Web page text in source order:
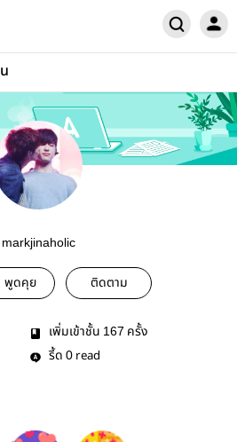
markjinaholic
พูดคุย ติดตาม
เพิ่มเข้าชั้น 167 ครั้ง
รี้ด 0 read